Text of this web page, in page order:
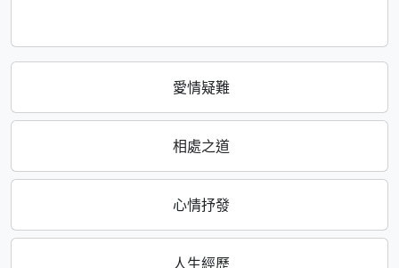
愛情疑難
相處之道
心情抒發
人生經歷